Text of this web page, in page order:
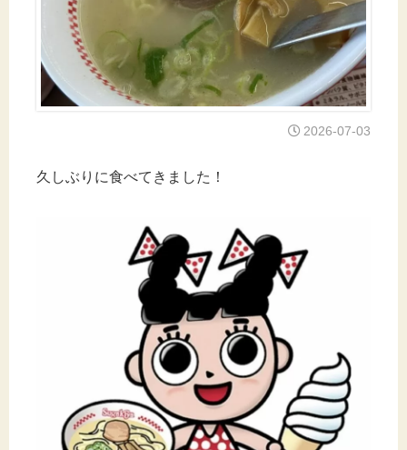
2026-07-03
久しぶりに食べてきました！